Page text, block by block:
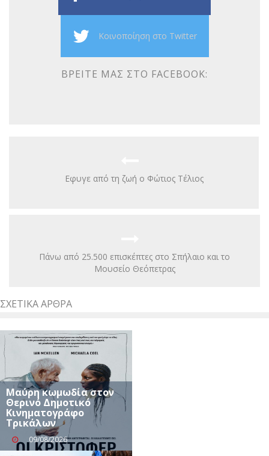
Κοινοποίηση στο Twitter
ΒΡΕΊΤΕ ΜΑΣ ΣΤΟ FACEBOOK:
Eφυγε από τη ζωή ο Φώτιος Τέλιος
Πάνω από 25.500 επισκέπτες στο Σπήλαιο και το
Μουσείο Θεόπετρας
ΣΧΕΤΙΚΆ ΆΡΘΡΑ
Μαύρη κωμωδία στον
Θερινό Δημοτικό
Κινηματογράφο
Τρικάλων
09/08/2026